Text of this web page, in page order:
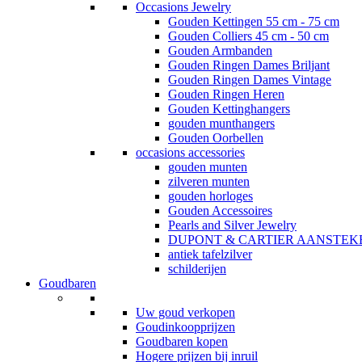
Occasions Jewelry
Gouden Kettingen 55 cm - 75 cm
Gouden Colliers 45 cm - 50 cm
Gouden Armbanden
Gouden Ringen Dames Briljant
Gouden Ringen Dames Vintage
Gouden Ringen Heren
Gouden Kettinghangers
gouden munthangers
Gouden Oorbellen
occasions accessories
gouden munten
zilveren munten
gouden horloges
Gouden Accessoires
Pearls and Silver Jewelry
DUPONT & CARTIER
antiek tafelzilver
schilderijen
Goudbaren
Uw goud verkopen
Goudinkoopprijzen
Goudbaren kopen
Hogere prijzen bij inruil